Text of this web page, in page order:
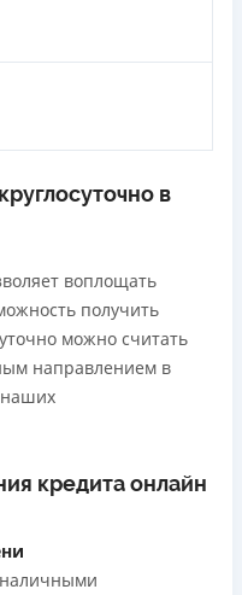
г.
Подробнее
в
воплощать
получить
можно считать
направлением в
кредита онлайн